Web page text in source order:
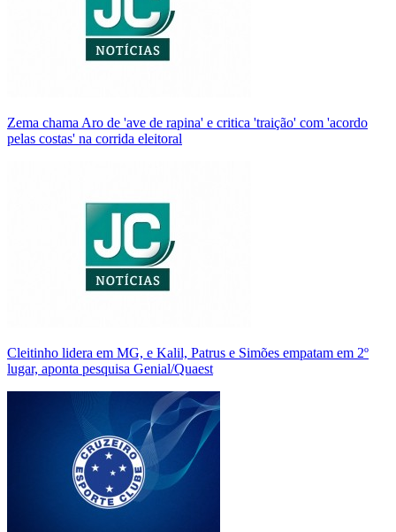
Zema chama Aro de 'ave de rapina' e critica 'traição' com 'acordo
pelas costas' na corrida eleitoral
Cleitinho lidera em MG, e Kalil, Patrus e Simões empatam em 2º
lugar, aponta pesquisa Genial/Quaest